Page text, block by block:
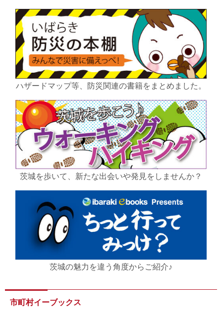
ハザードマップ等、防災関連の書籍をまとめました。
茨城を歩いて、新たな出会いや発見をしませんか？
茨城の魅力を違う角度からご紹介♪
市町村イーブックス